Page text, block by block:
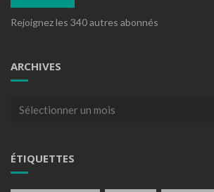
Rejoignez les 340 autres abonnés
ARCHIVES
Archives
ÉTIQUETTES